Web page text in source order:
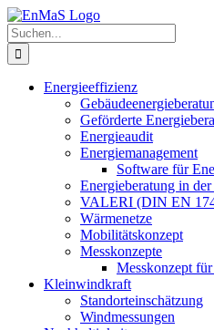
Zum
Inhalt
springen
Suche
nach:
Energieeffizienz
Geförderte
Energieaudit
Energiemanagement
Software für
Energieberatung in
VALERI (DIN EN
Wärmenetze
Mobilitätskonzept
Messkonzepte
Messkonzept
Kleinwindkraft
Standorteinschätzung
Windmessungen